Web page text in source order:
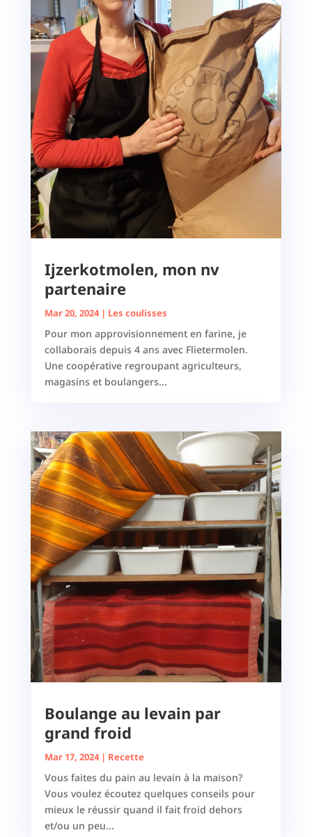
Ijzerkotmolen, mon nv
partenaire
Mar 20, 2024| Les coulisses
Pour mon approvisionnement en farine, je
collaborais depuis 4 ans avec Flietermolen.
Une coopérative regroupant agriculteurs,
magasins et boulangers...
Boulange au levain par
grand froid
Mar 17, 2024| Recette
Vous faites du pain au levain à la maison?
Vous voulez écoutez quelques conseils pour
mieux le réussir quand il fait froid dehors
et/ou un peu...